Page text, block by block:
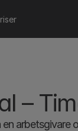
–
arbetsgivare